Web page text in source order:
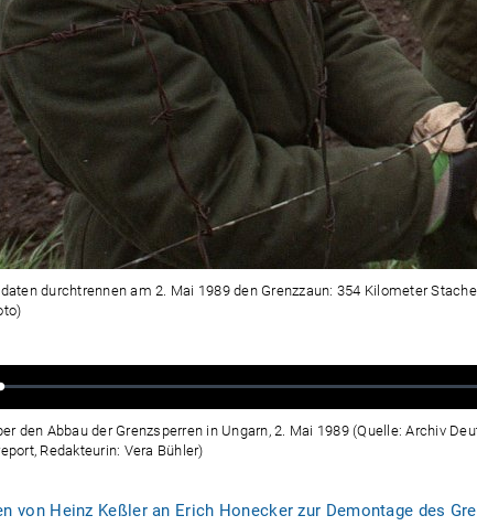
durchtrennen am 2. Mai 1989 den Grenzzaun: 354 Kilometer
Geladen:
Status:
den Abbau der Grenzsperren in Ungarn, 2. Mai 1989 (Quelle: Archiv
Redakteurin: Vera Bühler)
von Heinz Keßler an Erich Honecker zur Demontage des